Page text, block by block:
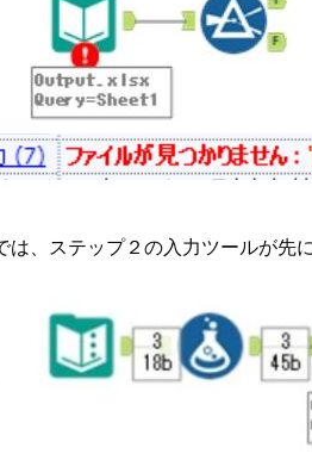
は、ステップ２の入力ツールが先